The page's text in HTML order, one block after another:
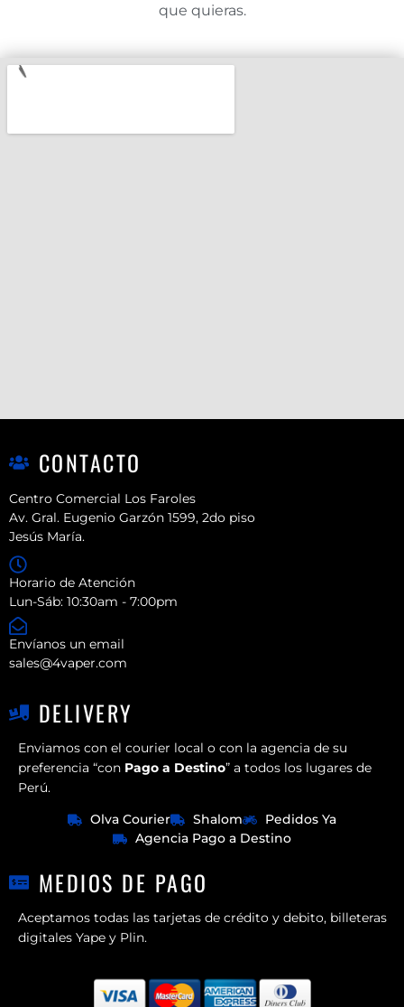
que quieras.
CONTACTO
Centro Comercial Los Faroles
Av. Gral. Eugenio Garzón 1599, 2do piso
Jesús María.
Horario de Atención
Lun-Sáb: 10:30am - 7:00pm
Envíanos un email
sales@4vaper.com
DELIVERY
Enviamos con el courier local o con la agencia de su
preferencia “con Pago a Destino” a todos los lugares de
Perú.
Olva Courier
Shalom
Pedidos Ya
Agencia Pago a Destino
MEDIOS DE PAGO
Aceptamos todas las tarjetas de crédito y debito, billeteras
digitales Yape y Plin.